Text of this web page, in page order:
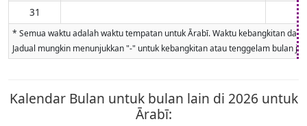
31
* Semua waktu adalah waktu tempatan untuk Ārabī. Waktu kebangkitan
Jadual mungkin menunjukkan "-" untuk kebangkitan atau tenggelam bulan
Kalendar Bulan untuk bulan lain di 2026 untuk
Ārabī: